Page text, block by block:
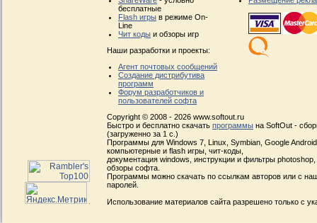
бесплатные
Flash игры в режиме On-
Line
Чит коды и обзоры игр
Наши разработки и проекты:
Агент почтовых сообщений
Создание дистрибутива
программ
Форум разработчиков и
пользователей софта
Copyright © 2008 - 2026 www.softout.ru
Быстро и бесплатно скачать программы на SoftOut -
(загруженно за 1 с.)
Программы для Windows 7, Linux, Symbian, Google
компьютерные и flash игры, чит-коды,
документация windows, инструкции и фильтры
обзоры софта.
Программы можно скачать по ссылкам авторов или с
паролей.
Использование материалов сайта разрешено только с